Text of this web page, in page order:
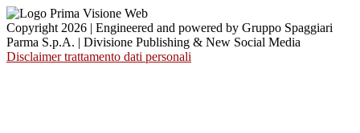
Copyright 2026 | Engineered and powered by Gruppo Spaggiari
Parma S.p.A. | Divisione Publishing & New Social Media
Disclaimer trattamento dati personali